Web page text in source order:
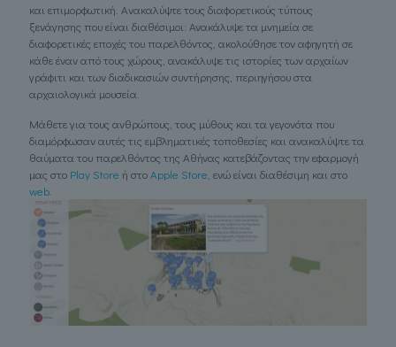
και επιμορφωτική. Aνακαλύψτε τους διαφορετικούς τύπους
ξενάγησης που είναι διαθέσιμοι: Ανακάλυψε τα μνημεία σε
διαφορετικές εποχές του παρελθόντος, ακολούθησε τον αφηγητή σε
κάθε έναν από τους χώρους, ανακάλυψε τις ιστορίες των αρχαίων
γράφιτι και των διαδικασιών συντήρησης, περιηγήσου στα
αρχαιολογικά μουσεία.
Μάθετε για τους ανθρώπους, τους μύθους και τα γεγονότα που
διαμόρφωσαν αυτές τις εμβληματικές τοποθεσίες και ανακαλύψτε τα
θαύματα του παρελθόντος της Αθήνας κατεβάζοντας την εφαρμογή
μας στο Play Store ή στοApple Store , ενώ είναι διαθέσιμη και στο
web